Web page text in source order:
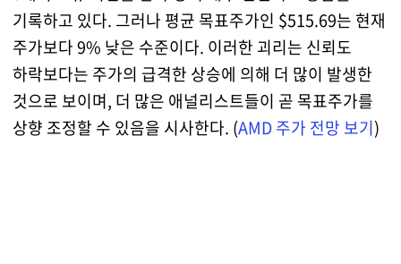
기록하고 있다. 그러나 평균 목표주가인 $515.69는 현재
주가보다 9% 낮은 수준이다. 이러한 괴리는 신뢰도
하락보다는 주가의 급격한 상승에 의해 더 많이 발생한
것으로 보이며, 더 많은 애널리스트들이 곧 목표주가를
상향 조정할 수 있음을 시사한다. (AMD 주가 전망 보기)